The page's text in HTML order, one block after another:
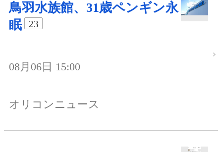
鳥羽水族館、31歳ペンギン永
眠
23
08月06日 15:00
オリコンニュース